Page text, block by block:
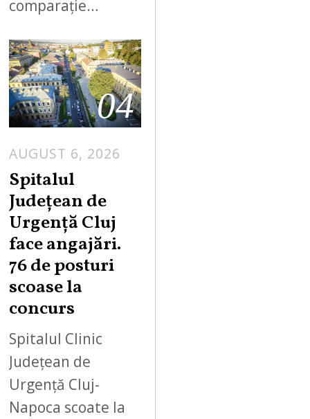
comparație…
04
AUGUST 6, 2026
Spitalul
Județean de
Urgență Cluj
face angajări.
76 de posturi
scoase la
concurs
Spitalul Clinic
Județean de
Urgență Cluj-
Napoca scoate la